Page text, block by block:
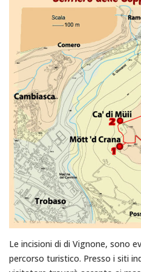
Le incisioni di di Vignone, sono
percorso turistico. Presso i siti